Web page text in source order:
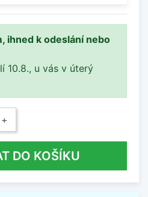
ihned k odeslání nebo
10.8., u vás v úterý
+
DO KOŠÍKU